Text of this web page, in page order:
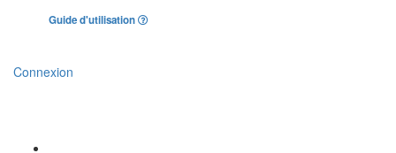
Guide d'utilisation
Connexion